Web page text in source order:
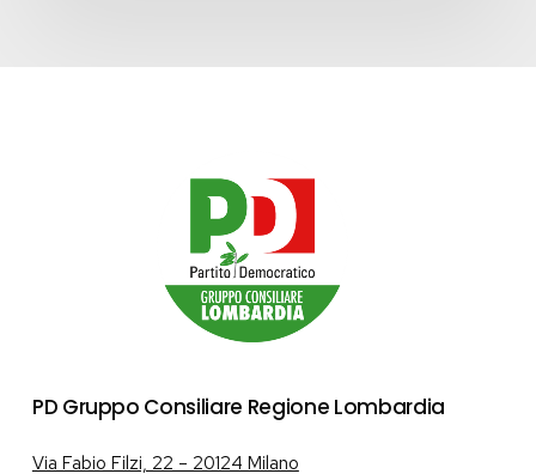
PD Gruppo Consiliare Regione Lombardia
Via Fabio Filzi, 22 – 20124 Milano